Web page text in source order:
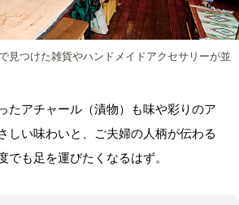
見つけた雑貨やハンドメイドアクセサリーが並
たアチャール（漬物）も味や彩りのア
しい味わいと、ご夫婦の人柄が伝わる
でも足を運びたくなるはず。